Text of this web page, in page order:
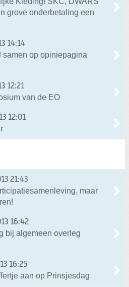
grove onderbetaling een
14:14
samen op opiniepagina
12:21
van de EO
12:01
21:43
maar
16:42
bij algemeen overleg
16:25
aan op Prinsjesdag